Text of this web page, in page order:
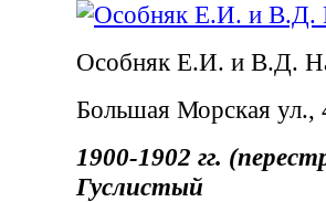
Особняк Е.И. и В.Д.
Большая Морская ул.,
1900-1902 гг.
Гуслистый